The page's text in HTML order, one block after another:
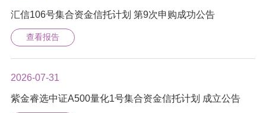
汇信106号集合资金信托计划 第9次申购成功公告
查看报告
2026-07-31
紫金睿选中证A500量化1号集合资金信托计划 成立公告